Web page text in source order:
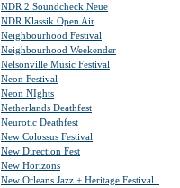
NDR 2 Soundcheck Neue
NDR Klassik Open Air
Neighbourhood Festival
Neighbourhood Weekender
Nelsonville Music Festival
Neon Festival
Neon NIghts
Netherlands Deathfest
Neurotic Deathfest
New Colossus Festival
New Direction Fest
New Horizons
New Orleans Jazz + Heritage Festival